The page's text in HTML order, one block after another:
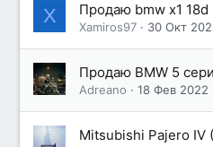
X Продаю bmw x1
Xamiros97 30 Окт
Продаю BMW 5
Adreano 18 Фев 2022
Mitsubishi Pajero IV